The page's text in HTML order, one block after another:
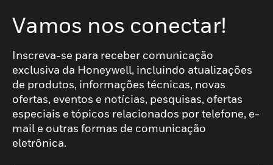
Vamos nos conectar!
Inscreva-se para receber comunicação
exclusiva da Honeywell, incluindo atualizações
de produtos, informações técnicas, novas
ofertas, eventos e notícias, pesquisas, ofertas
especiais e tópicos relacionados por telefone, e-
mail e outras formas de comunicação
eletrônica.